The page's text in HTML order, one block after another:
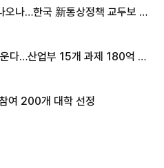
오나…한국 新통상정책 교두보 활
다…산업부 15개 과제 180억 지
여 200개 대학 선정